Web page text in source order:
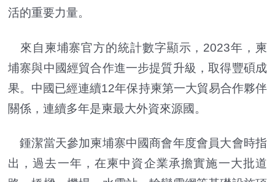
活的重要力量。
來自柬埔寨官方的統計數字顯示，2023年，柬
埔寨與中國經貿合作進一步提質升級，取得豐碩成
果。中國已經連續12年保持柬第一大貿易合作夥伴
關係，連續多年是柬最大外資來源國。
鍾潔當天參加柬埔寨中國商會年度會員大會時指
出，過去一年，在柬中資企業承擔實施一大批道